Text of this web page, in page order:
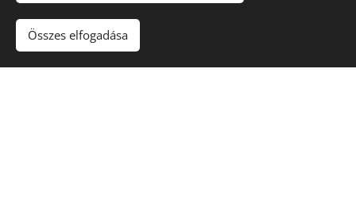
Összes elfogadása